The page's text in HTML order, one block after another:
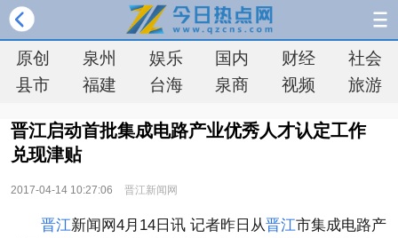
原创 泉州 娱乐 国内 财经
社会
县市
福建 台海 泉商 视频 旅游
晋江启动首批集成电路产业优秀人才认定工作
兑现津贴
2017-04-14 10:27:06 晋江新闻网
晋江新闻网4月14日讯 记者昨日从晋江市集成电路产